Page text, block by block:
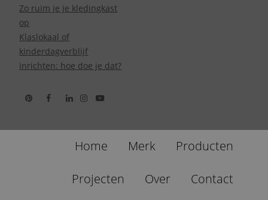
Zo ruim je je kledingkast
op
Klaslokaal of
kinderdagverblijf
inrichten: hoe doe je dat?
Home Merk Producten
Projecten Over Contact